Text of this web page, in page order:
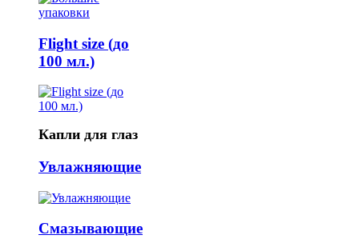
Flight size (до
100 мл.)
Капли для глаз
Увлажняющие
Смазывающие